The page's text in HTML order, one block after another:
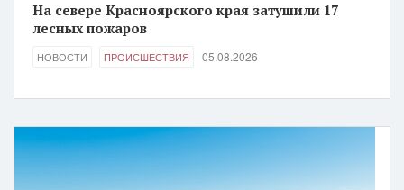
На севере Красноярского края затушили 17
лесных пожаров
НОВОСТИ ПРОИСШЕСТВИЯ 05.08.2026